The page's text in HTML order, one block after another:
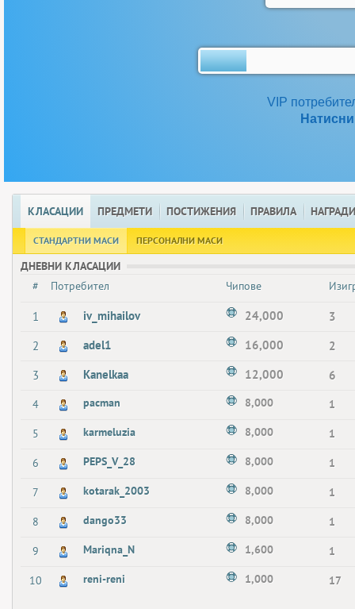
VIP
КЛАСАЦИИ ПРЕДМЕТИ ПОСТИЖЕНИЯ ПРАВИЛА НАГРАДИ
СТАНДАРТНИ МАСИ ПЕРСОНАЛНИ МАСИ
ДНЕВНИ КЛАСАЦИИ
#
Потребител Чипове
1 iv_mihailov 24,000
3
2
adel1 16,000
2
3
Kanelkaa 12,000 6
4 pacman 8,000 1
5 karmeluzia 8,000 1
6 PEPS_V_28 8,000 1
7 kotarak_2003 8,000 1
8 dango33 8,000 1
9 Mariqna_N 1,600 1
10 reni-reni 1,000 17